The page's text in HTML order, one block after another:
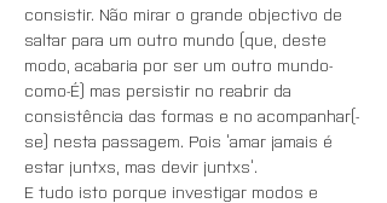
consistir. Não mirar o grande objectivo de
saltar para um outro mundo (que, deste
modo, acabaria por ser um outro mundo-
como-É) mas persistir no reabrir da
consistência das formas e no acompanhar(-
se) nesta passagem. Pois ‘amar jamais é
estar juntxs, mas devir juntxs’.
E tudo isto porque investigar modos e